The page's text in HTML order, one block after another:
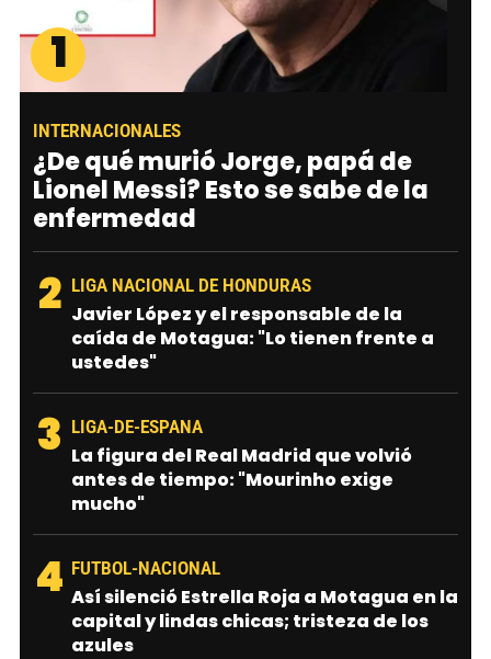
1
INTERNACIONALES
¿De qué murió Jorge, papá de
Lionel Messi? Esto se sabe de la
enfermedad
2 LIGA NACIONAL DE HONDURAS
Javier López y el responsable de la
caída de Motagua: "Lo tienen frente a
ustedes"
3 LIGA-DE-ESPANA
La figura del Real Madrid que volvió
antes de tiempo: "Mourinho exige
mucho"
4 FUTBOL-NACIONAL
Así silenció Estrella Roja a Motagua en la
capital y lindas chicas; tristeza de los
azules